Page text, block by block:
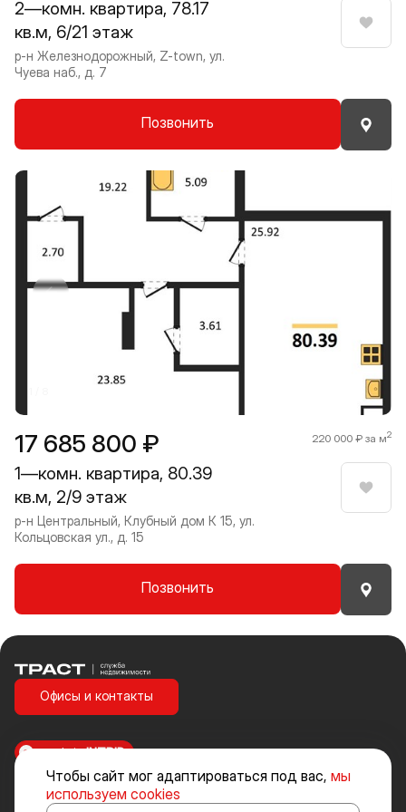
2—комн. квартира, 78.17
кв.м, 6/21 этаж
р-н Железнодорожный, Z-town, ул.
Чуева наб., д. 7
Позвонить
17 685 800 ₽ 220 000 ₽ за м2
1—комн. квартира, 80.39
кв.м, 2/9 этаж
р-н Центральный, Клубный дом К 15, ул.
Кольцовская ул., д. 15
Позвонить
Прокрутить влево
Чтобы сайт мог адаптироваться под вас, мы
используем cookies
Траст | Служба недвижимости
Офисы и контакты
Стоимость объектов недвижимости и иных товаров и услуг, не
включенных в «Прайс-лист» носит исключительно информационный
made inINTRID